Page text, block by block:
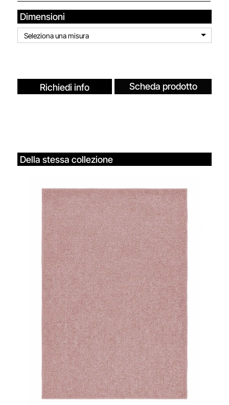
Dimensioni
Seleziona una misura
Richiedi info Scheda prodotto
Della stessa collezione